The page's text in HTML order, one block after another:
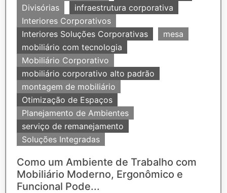
Divisórias
infraestrutura corporativa
Interiores Corporativos
Interiores Soluções Corporativas
mesa
mobiliário com tecnologia
Mobiliário Corporativo
mobiliário corporativo alto padrão
montagem de mobiliário
Otimização de Espaços
Planejamento de Ambientes
serviço de remanejamento
Soluções Integradas
Como um Ambiente de Trabalho com
Mobiliário Moderno, Ergonômico e
Funcional Pode...